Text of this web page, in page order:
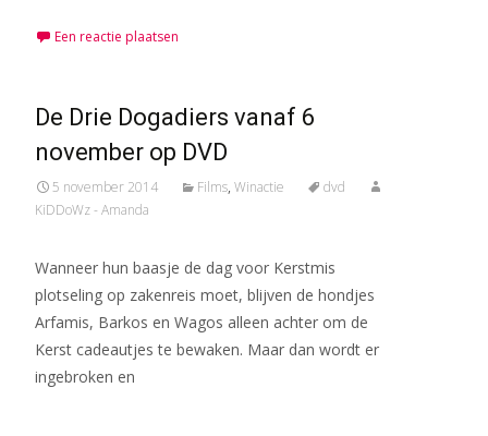
Een reactie plaatsen
De Drie Dogadiers vanaf 6
november op DVD
5 november 2014 Films, Winactie
dvd
KiDDoWz - Amanda
Wanneer hun baasje de dag voor Kerstmis
plotseling op zakenreis moet, blijven de hondjes
Arfamis, Barkos en Wagos alleen achter om de
Kerst cadeautjes te bewaken. Maar dan wordt er
ingebroken en